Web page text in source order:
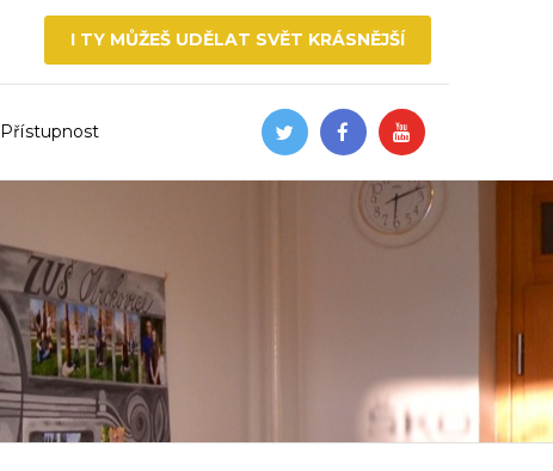
I TY MŮŽEŠ UDĚLAT SVĚT KRÁSNĚJŠÍ
Přístupnost